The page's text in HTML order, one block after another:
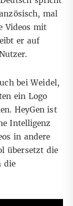
mal
Videos mit
er auf
bei Weidel,
ein Logo
HeyGenist
Intelligenz
in andere
übersetzt die
die